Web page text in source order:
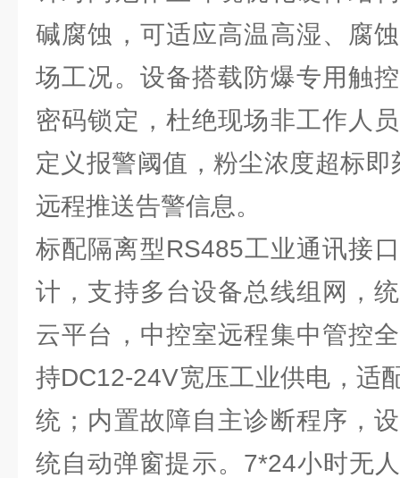
碱腐蚀，可适应高温高湿、腐
场工况。设备搭载防爆专用触
密码锁定，杜绝现场非工作人
定义报警阈值，粉尘浓度超标
远程推送告警信息。
标配隔离型RS485工业通讯接
计，支持多台设备总线组网，
云平台，中控室远程集中管控
持DC12-24V宽压工业供电，适
统；内置故障自主诊断程序，
统自动弹窗提示。7*24小时无